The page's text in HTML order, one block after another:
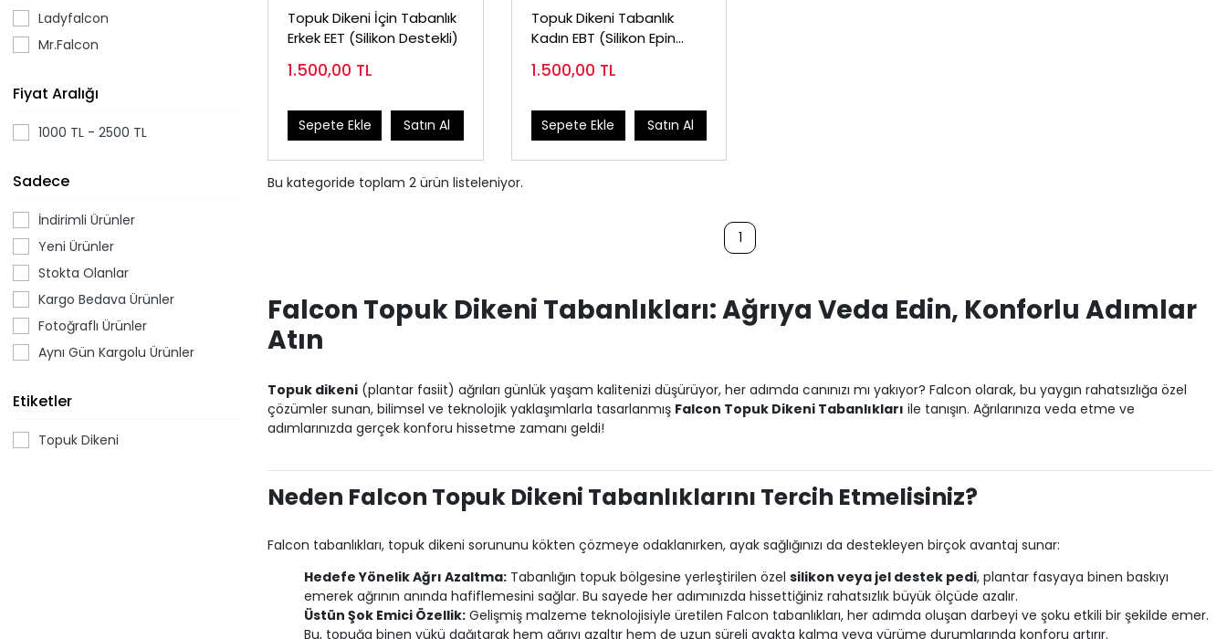
Ladyfalcon
Mr.Falcon
Fiyat Aralığı
1000 TL - 2500 TL
Sadece
İndirimli Ürünler
Yeni Ürünler
Stokta Olanlar
Kargo Bedava Ürünler
Fotoğraflı Ürünler
Aynı Gün Kargolu Ürünler
Etiketler
Topuk Dikeni
Topuk Dikeni İçin Tabanlık
Erkek EET (Silikon Destekli)
1.500,00 TL
Sepete Ekle Satın Al
Topuk Dikeni Tabanlık
Kadın EBT (Silikon Epin
1.500,00 TL
Sepete Ekle Satın Al
Bu kategoride toplam 2 ürün listeleniyor.
1
Falcon Topuk Dikeni Tabanlıkları: Ağrıya Veda Edin, Konforlu Adımlar
Atın
Topuk dikeni (plantar fasiit) ağrıları günlük yaşam kalitenizi düşürüyor, her adımda canınızı mı yakıyor? Falcon olarak, bu yaygın rahatsızlığa özel
çözümler sunan, bilimsel ve teknolojik yaklaşımlarla tasarlanmış Falcon Topuk Dikeni Tabanlıkları ile tanışın. Ağrılarınıza veda etme ve
adımlarınızda gerçek konforu hissetme zamanı geldi!
Neden Falcon Topuk Dikeni Tabanlıklarını Tercih Etmelisiniz?
Falcon tabanlıkları, topuk dikeni sorununu kökten çözmeye odaklanırken, ayak sağlığınızı da destekleyen birçok avantaj sunar:
Hedefe Yönelik Ağrı Azaltma: Tabanlığın topuk bölgesine yerleştirilen özel silikon veya jel destek pedi, plantar fasyaya binen baskıyı
emerek ağrının anında hafiflemesini sağlar. Bu sayede her adımınızda hissettiğiniz rahatsızlık büyük ölçüde azalır.
Üstün Şok Emici Özellik: Gelişmiş malzeme teknolojisiyle üretilen Falcon tabanlıkları, her adımda oluşan darbeyi ve şoku etkili bir şekilde emer.
Bu, topuğa binen yükü dağıtarak hem ağrıyı azaltır hem de uzun süreli ayakta kalma veya yürüme durumlarında konforu artırır.